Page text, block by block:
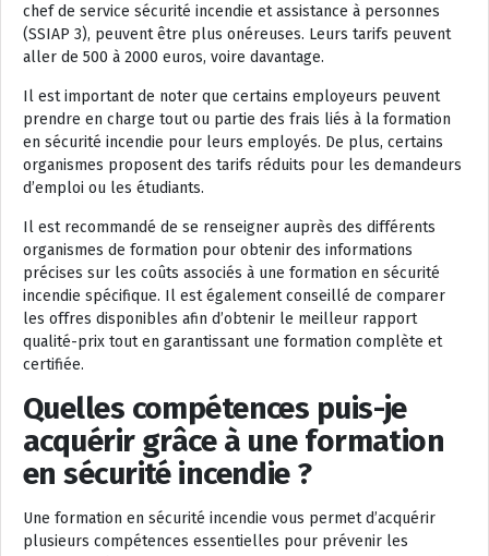
chef de service sécurité incendie et assistance à personnes
(SSIAP 3), peuvent être plus onéreuses. Leurs tarifs peuvent
aller de 500 à 2000 euros, voire davantage.
Il est important de noter que certains employeurs peuvent
prendre en charge tout ou partie des frais liés à la formation
en sécurité incendie pour leurs employés. De plus, certains
organismes proposent des tarifs réduits pour les demandeurs
d’emploi ou les étudiants.
Il est recommandé de se renseigner auprès des différents
organismes de formation pour obtenir des informations
précises sur les coûts associés à une formation en sécurité
incendie spécifique. Il est également conseillé de comparer
les offres disponibles afin d’obtenir le meilleur rapport
qualité-prix tout en garantissant une formation complète et
certifiée.
Quelles compétences puis-je
acquérir grâce à une formation
en sécurité incendie ?
Une formation en sécurité incendie vous permet d’acquérir
plusieurs compétences essentielles pour prévenir les